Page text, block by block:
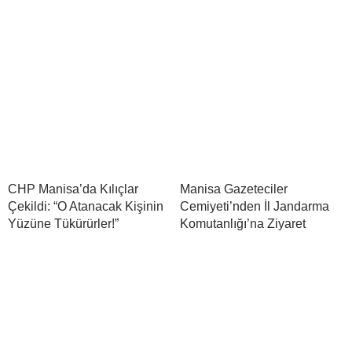
CHP Manisa’da Kılıçlar
Çekildi: “O Atanacak Kişinin
Yüzüne Tükürürler!”
Manisa Gazeteciler
Cemiyeti’nden İl Jandarma
Komutanlığı’na Ziyaret